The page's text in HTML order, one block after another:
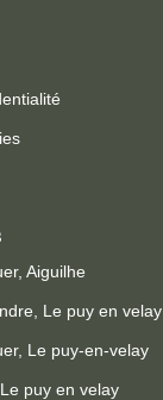
Aiguilhe
Le puy en velay
Le puy-en-velay
puy en velay